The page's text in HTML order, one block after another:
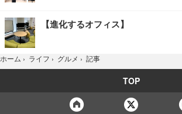
【進化するオフィス】
ホーム › ライフ › グルメ › 記事
TOP